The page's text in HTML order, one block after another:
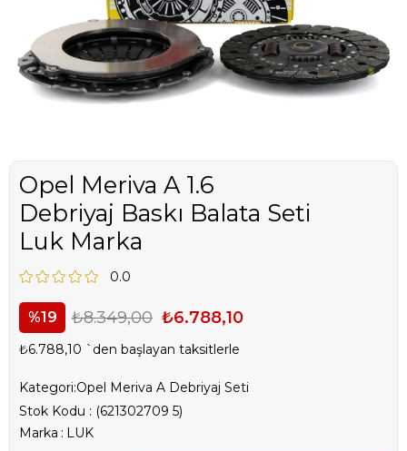
Opel Meriva A 1.6
Debriyaj Baskı Balata Seti
Luk Marka
0.0
19 ₺8.349,00 ₺6.788,10
₺6.788,10 `den başlayan taksitlerle
Kategori:Opel Meriva A Debriyaj Seti
Stok Kodu
(621302709 5)
Marka : LUK